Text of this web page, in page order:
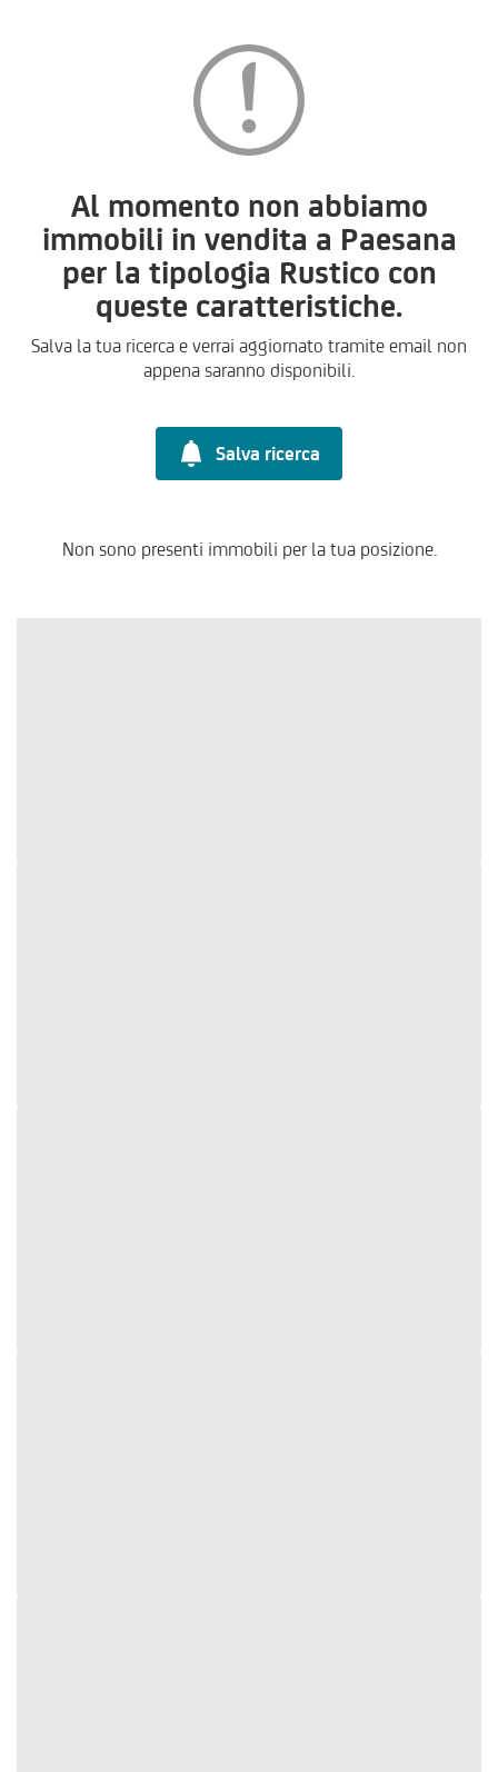
Al momento non abbiamo
immobili in vendita a Paesana
per la tipologia Rustico con
queste caratteristiche.
Salva la tua ricerca e verrai aggiornato tramite email non
appena saranno disponibili.
Salva ricerca
Non sono presenti immobili per la tua posizione.